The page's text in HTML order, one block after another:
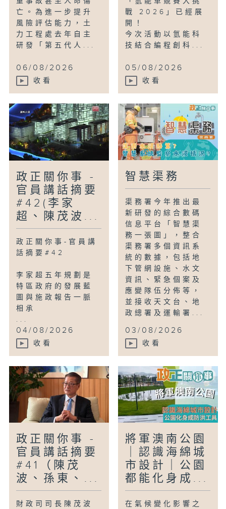
亡。為進一步提升
風險評估能力，土
力工程處去年自主
研發「第五代人...
06/08/2026
收看
戰 2026」已經展
開！
今次活動以氫能科
技結合編程創科...
05/08/2026
收看
政正關你事 -
官員講話摘要
#42(李家
超、陳茂波...
政正關你事-官員講
話摘要#42
李家超五年規劃是
特區政府的發展藍
圖與施政報告一脈
相承
...
04/08/2026
收看
智慧渠務
渠務署今年推出最
新研發的綜合數碼
信息平台「智慧渠
務一張圖」，整合
渠務署多個資訊系
統的數據，包括地
下管網設施、水文
資訊、緊急個案及
應變隊伍分佈等，
並接收天文台、地
政總署及運輸署...
03/08/2026
收看
政正關你事 -
官員講話摘要
#41（陳茂
波、孫東、...
財政司司長陳茂波
將軍澳南公園
｜認識海綿城
市設計｜公園
都能化身成...
在氣候變化影響之